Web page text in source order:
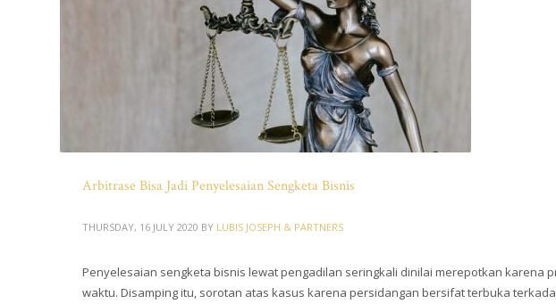
Arbitrase Bisa Jadi Penyelesaian Sengketa Bisnis
THURSDAY, 16 JULY 2020 BY LUBIS JOSEPH & PARTNERS
Penyelesaian sengketa bisnis lewat pengadilan seringkali dinilai merepotkan karena
waktu. Disamping itu, sorotan atas kasus karena persidangan bersifat terbuka